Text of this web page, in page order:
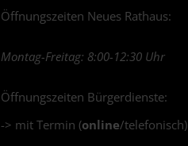
Öffnungszeiten Neues Rathaus:
Montag-Freitag: 8:00-12:30 Uhr
Öffnungszeiten Bürgerdienste:
-> mit Termin (online/telefonisch)